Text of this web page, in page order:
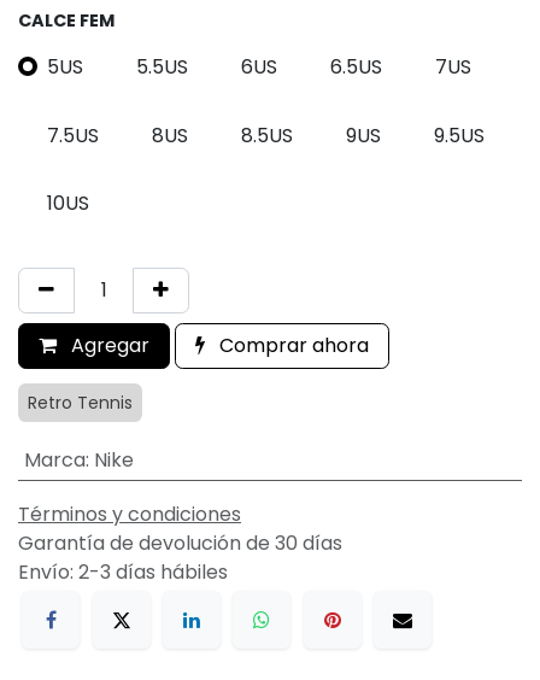
CALCE FEM
5US 5.5US 6US 6.5US 7US
7.5US 8US 8.5US 9US 9.5US
10US
Agregar Comprar ahora
Retro Tennis
Marca: Nike
Términos y condiciones
Garantía de devolución de 30 días
Envío: 2-3 días hábiles